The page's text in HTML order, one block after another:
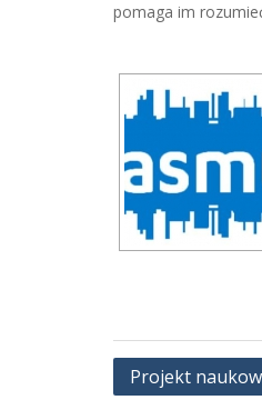
pomaga im
Nawigacja
Projekt